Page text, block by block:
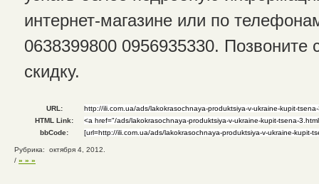
интернет-магазине или по
0638399800 0956935330. Позвоните
скидку.
URL:
HTML Link:
bbCode:
Рубрика: октября 4, 2012.
/ » » »